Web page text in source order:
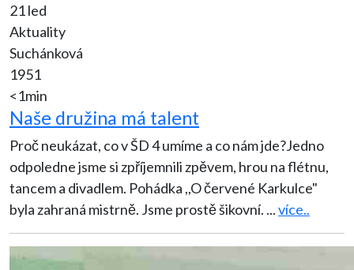
21 led
Aktuality
Suchánková
1951
<1min
Naše družina má talent
Proč neukázat, co v ŠD 4 umíme a co nám jde?Jedno
odpoledne jsme si zpříjemnili zpěvem, hrou na flétnu,
tancem a divadlem. Pohádka ,,O červené Karkulce"
byla zahraná mistrně. Jsme prostě šikovní. ...více..